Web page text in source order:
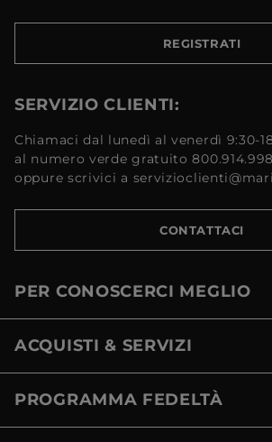
REGISTRATI
SERVIZIO CLIENTI:
Chiamaci dal lunedì al venerdì 9:30-
al numero verde gratuito 800.914.998
oppure scrivici a
CONTATTACI
PER CONOSCERCI MEGLIO
ACQUISTI & SERVIZI
PROGRAMMA FEDELTÀ